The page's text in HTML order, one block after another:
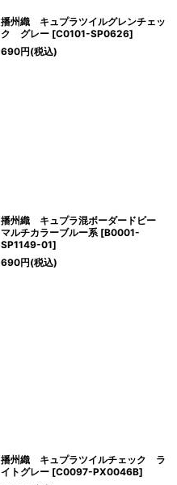
播州織 キュプラツイルグレンチェッ
ク グレー [C0101-SP0626]
690円(税込)
播州織 キュプラ混ボーダードビー
マルチカラーブルー系 [B0001-
SP1149-01]
690円(税込)
播州織 キュプラツイルチェック ラ
イトグレー [C0097-PX0046B]